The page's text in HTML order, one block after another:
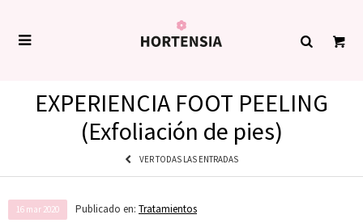

EXPERIENCIA FOOT PEELING
(Exfoliación de pies)
VER TODAS LAS ENTRADAS
16 mar 2020 Publicado en: Tratamientos